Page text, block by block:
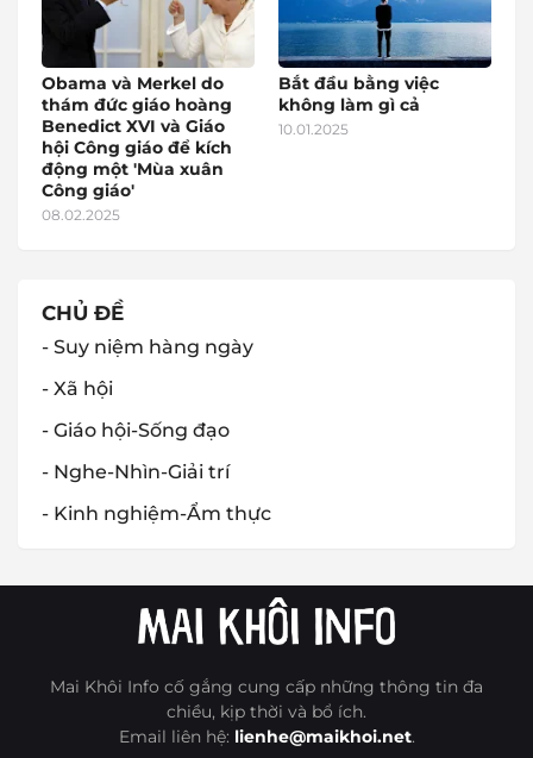
Obama và Merkel do
thám đức giáo hoàng
Benedict XVI và Giáo
hội Công giáo để kích
động một 'Mùa xuân
Công giáo'
08.02.2025
Bắt đầu bằng việc
không làm gì cả
10.01.2025
CHỦ ĐỀ
- Suy niệm hàng ngày
- Xã hội
- Giáo hội-Sống đạo
- Nghe-Nhìn-Giải trí
- Kinh nghiệm-Ẩm thực
Mai Khôi Info cố gắng cung cấp những thông tin đa
chiều, kịp thời và bổ ích.
Email liên hệ: lienhe@maikhoi.net.